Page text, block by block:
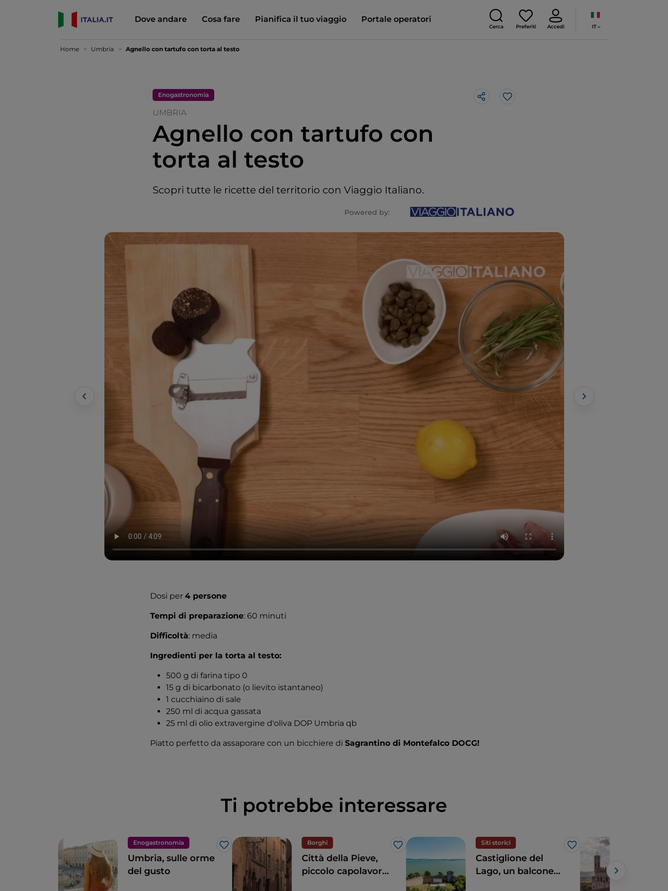
Dove andare Cosa fare Pianifica il tuo viaggio Portale operatori
Cerca Preferiti Accedi IT
Home Umbria Agnello con tartufo con torta al testo
Enogastronomia
UMBRIA
Agnello con tartufo con
torta al testo
Scopri tutte le ricette del territorio con Viaggio Italiano.
Powered by:
Like
Dosi per 4 persone
Tempi di preparazione: 60 minuti
Difficoltà: media
Ingredienti per la torta al testo:
500 g di farina tipo 0
15 g di bicarbonato (o lievito istantaneo)
1 cucchiaino di sale
250 ml di acqua gassata
25 ml di olio extravergine d'oliva DOP Umbria qb
Piatto perfetto da assaporare con un bicchiere di Sagrantino di Montefalco DOCG!
Ti potrebbe interessare
Enogastronomia
Like
Umbria, sulle orme
del gusto
Borghi
Like
Città della Pieve,
piccolo capolavoro
Siti storici
Like
Castiglione del
Lago, un balcone